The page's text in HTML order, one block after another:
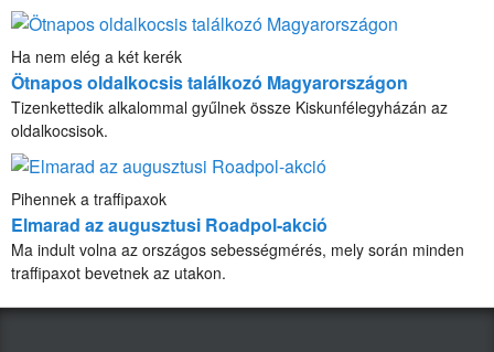
Ha nem elég a két kerék
Ötnapos oldalkocsis találkozó Magyarországon
Tizenkettedik alkalommal gyűlnek össze Kiskunfélegyházán az
oldalkocsisok.
Pihennek a traffipaxok
Elmarad az augusztusi Roadpol-akció
Ma indult volna az országos sebességmérés, mely során minden
traffipaxot bevetnek az utakon.